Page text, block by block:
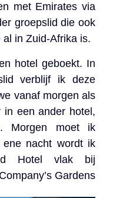
met Emirates via
groepslid die ook
in Zuid-Afrika is.
hotel geboekt. In
verblijf ik deze
vanaf morgen als
in een ander hotel,
. Morgen moet ik
nacht wordt ik
Hotel vlak bij
Gardens